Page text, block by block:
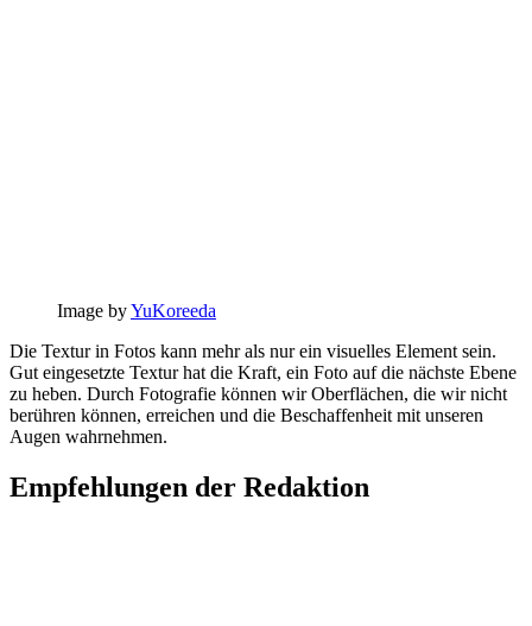
Image byYuKoreeda
Die Textur in Fotos kann mehr als nur ein visuelles Element sein.
Gut eingesetzte Textur hat die Kraft, ein Foto auf die nächste Ebene
zu heben. Durch Fotografie können wir Oberflächen, die wir nicht
berühren können, erreichen und die Beschaffenheit mit unseren
Augen wahrnehmen.
Empfehlungen der Redaktion